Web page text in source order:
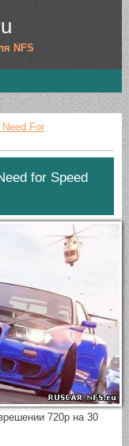
NFS
Need For
for Speed
720p на 30